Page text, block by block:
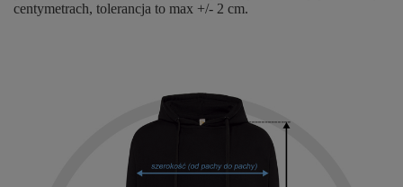
centymetrach, tolerancja to max +/- 2 cm.